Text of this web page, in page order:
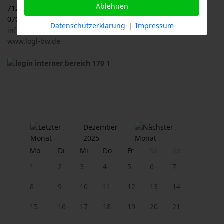
71263 Weil der Stadt
07033 / 69 23 902
info@logl-bw.de
www.logl-bw.de
Dezember
2025
Mo
Di Mi Do Fr
1
2 3 4 5 6 7
8 9 10 11 12 13 14
15 16 17 18 19 20 21
Ablehnen
Datenschutzerklärung | Impressum